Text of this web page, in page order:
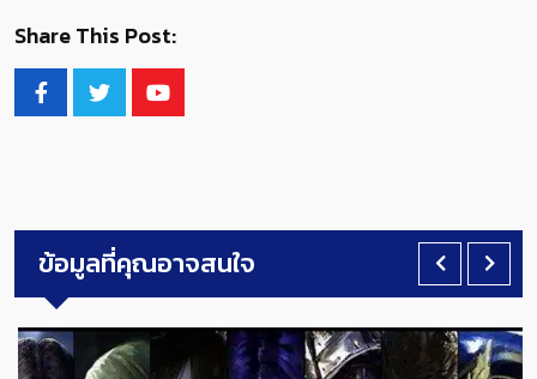
Share This Post:
ข้อมูลที่คุณอาจสนใจ